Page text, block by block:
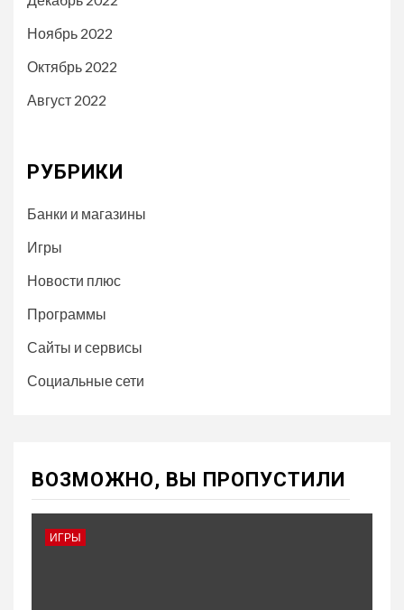
Ноябрь 2022
Октябрь 2022
Август 2022
РУБРИКИ
Банки и магазины
Игры
Новости плюс
Программы
Сайты и сервисы
Социальные сети
ВОЗМОЖНО, ВЫ ПРОПУСТИЛИ
ИГРЫ